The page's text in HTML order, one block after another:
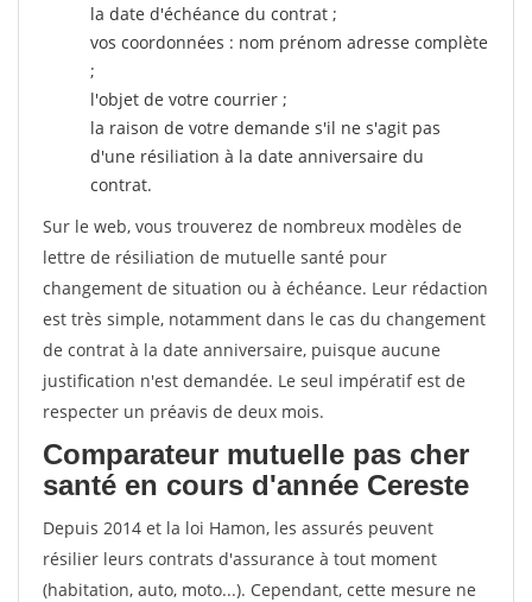
la date d'échéance du contrat ;
vos coordonnées : nom prénom adresse complète
;
l'objet de votre courrier ;
la raison de votre demande s'il ne s'agit pas
d'une résiliation à la date anniversaire du
contrat.
Sur le web, vous trouverez de nombreux modèles de
lettre de résiliation de mutuelle santé pour
changement de situation ou à échéance. Leur rédaction
est très simple, notamment dans le cas du changement
de contrat à la date anniversaire, puisque aucune
justification n'est demandée. Le seul impératif est de
respecter un préavis de deux mois.
Comparateur mutuelle pas cher
santé en cours d'année Cereste
Depuis 2014 et la loi Hamon, les assurés peuvent
résilier leurs contrats d'assurance à tout moment
(habitation, auto, moto...). Cependant, cette mesure ne